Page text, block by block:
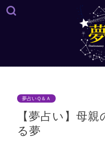
夢占いＱ＆Ａ
【夢占い】母
る夢